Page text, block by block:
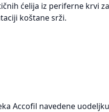
ćelija iz periferne krvi
koštane srži.
Accofil navedene